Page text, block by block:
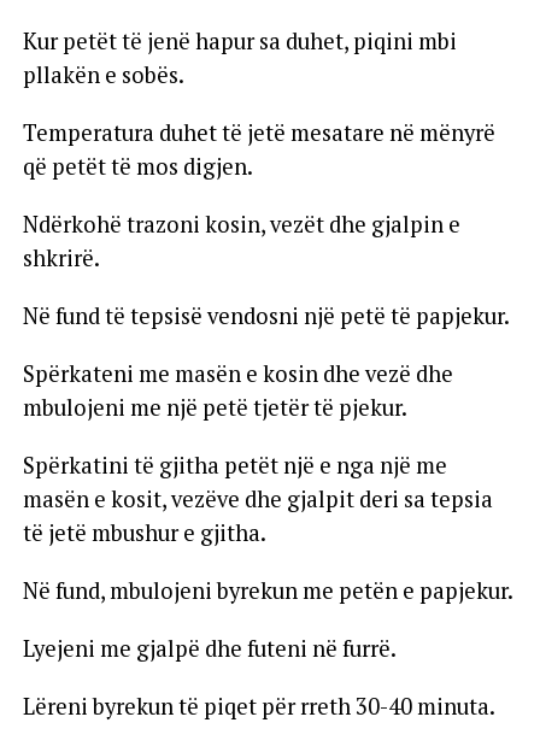
Kur petët të jenë hapur sa duhet, piqini mbi
pllakën e sobës.
Temperatura duhet të jetë mesatare në mënyrë
që petët të mos digjen.
Ndërkohë trazoni kosin, vezët dhe gjalpin e
shkrirë.
Në fund të tepsisë vendosni një petë të papjekur.
Spërkateni me masën e kosin dhe vezë dhe
mbulojeni me një petë tjetër të pjekur.
Spërkatini të gjitha petët një e nga një me
masën e kosit, vezëve dhe gjalpit deri sa tepsia
të jetë mbushur e gjitha.
Në fund, mbulojeni byrekun me petën e papjekur.
Lyejeni me gjalpë dhe futeni në furrë.
Lëreni byrekun të piqet për rreth 30-40 minuta.